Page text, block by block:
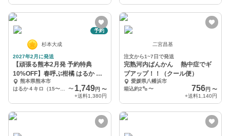
予約
杉本大成
2027年2月に発送
【頑張る熊本2月発 予約特典
10%OFF】春呼ぶ柑橘 はるか 毎
年大人気です
熊本県熊本市
〜 1,749円 〜
+送料1,380円
二宮昌基
注文から1~7日で発送
完熟河内ばんかん 熱中症でギ
ブアップ！！（クール便）
愛媛県八幡浜市
箱込約2㌔ 〜 756円 〜
+送料1,140円